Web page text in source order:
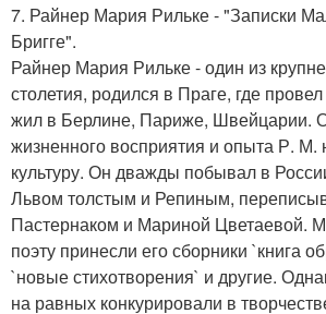
7. Райнер Мария Рильке - "Записки
Бригге".
Райнер Мария Рильке - один из
столетия, родился в Праге, где
жил в Берлине, Париже, Швейцарии.
жизненного восприятия и опыта Р. М.
культуру. Он дважды побывал в
Львом толстым и Репиным,
Пастернаком и Мариной Цветаевой.
поэту принесли его сборники `книга
`новые стихотворения` и другие.
на равных конкурировали в